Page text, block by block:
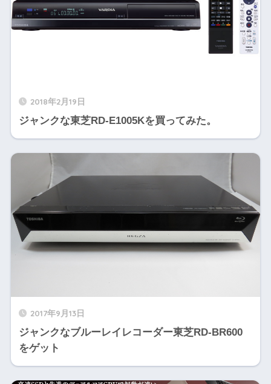
2018年2月19日
ジャンクな東芝RD-E1005Kを買ってみた。
2017年9月13日
ジャンクなブルーレイレコーダー東芝RD-BR600
をゲット